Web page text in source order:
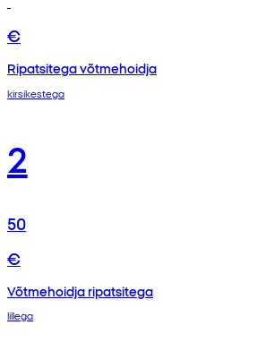
€
Ripatsitega võtmehoidja
kirsikestega
2
50
€
Võtmehoidja ripatsitega
lillega